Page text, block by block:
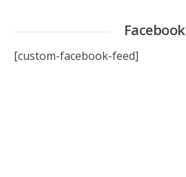
Facebook
[custom-facebook-feed]